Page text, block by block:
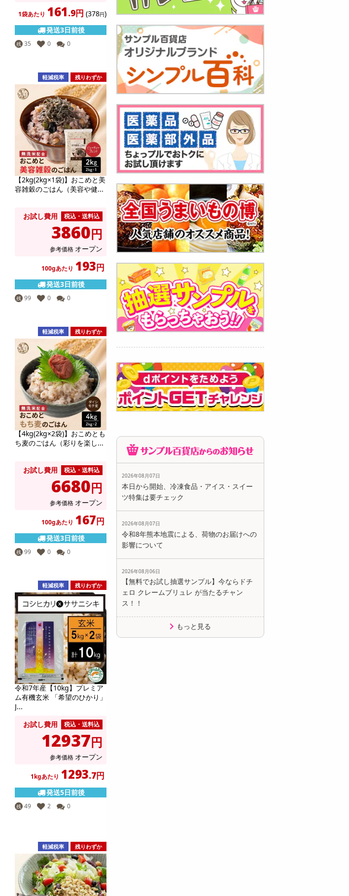
1袋あたり 161.9円 (378円)
発送3日前後
残 35 0 0
軽減税率 残りわずか
【2kg(2kg×1袋)】おこめと美
容雑穀のごはん（美容や健...
お試し費用 税込・送料込
3860円
参考価格 オープン
100gあたり 193円
発送3日前後
残 99 0 0
軽減税率 残りわずか
【4kg(2kg×2袋)】おこめとも
ち麦のごはん（彩りを楽し...
お試し費用 税込・送料込
6680円
参考価格 オープン
100gあたり 167円
発送3日前後
残 99 0 0
軽減税率 残りわずか
令和7年産【10kg】プレミア
ム有機玄米 「希望のひかり」
J...
お試し費用
税込・送料込
12937円
参考価格 オープン
1kgあたり 1293.7円
発送5日前後
残 49 2 0
軽減税率 残りわずか
2026年08月07日
本日から開始、冷凍食品・アイス・スイー
ツ特集は要チェック
2026年08月07日
令和8年熊本地震による、荷物のお届けへの
影響について
2026年08月06日
【無料でお試し抽選サンプル】今ならドチ
ェロ クレームブリュレ が当たるチャン
ス！！
もっと見る